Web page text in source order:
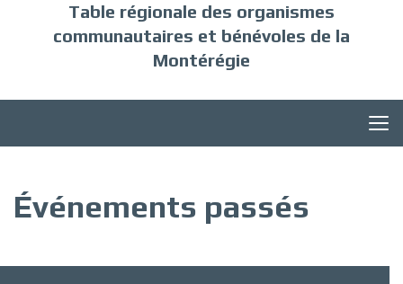
Table régionale des organismes
communautaires et bénévoles de la
Montérégie
Événements passés